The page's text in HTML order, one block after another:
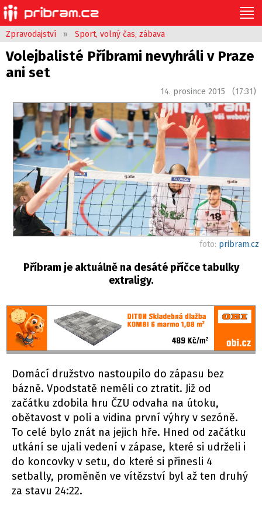
Zpravodajství » Sport, volný čas, zábava
Volejbalisté Příbrami nevyhráli v Praze
ani set
14. prosince 2015 (17:31)
foto: pribram.cz
Příbram je aktuálně na desáté příčce tabulky
extraligy.
Domácí družstvo nastoupilo do zápasu bez
bázně. Vpodstatě neměli co ztratit. Již od
začátku zdobila hru ČZU odvaha na útoku,
obětavost v poli a vidina první výhry v sezóně.
To celé bylo znát na jejich hře. Hned od začátku
utkání se ujali vedení v zápase, které si udrželi i
do koncovky v setu, do které si přinesli 4
setbally, proměněn ve vítězství byl až ten druhý
za stavu 24:22.